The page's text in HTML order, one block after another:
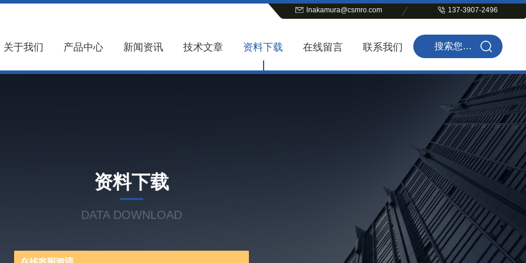
lnakamura@csmro.com 137-3907-2496
关于我们 产品中心 新闻资讯 技术文章 资料下载 在线留言 联系我们
资料下载
DATA DOWNLOAD